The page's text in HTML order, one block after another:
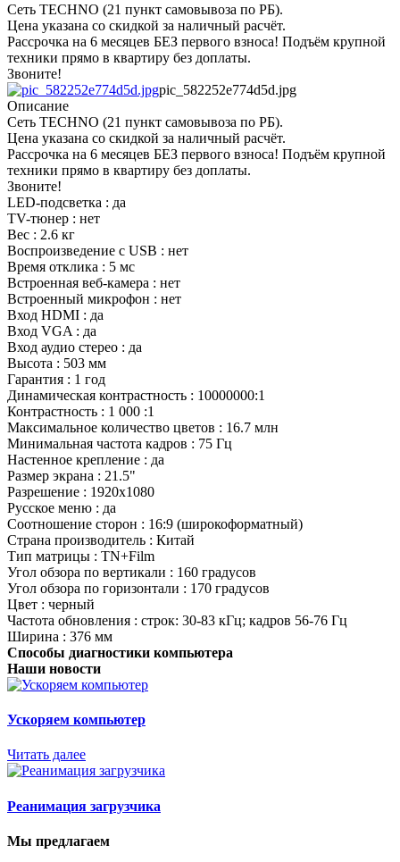
Сеть TECHNO (21 пункт самовывоза по РБ).
Цена указана со скидкой за наличный расчёт.
Рассрочка на 6 месяцев БЕЗ первого взноса! Подъём крупной
техники прямо в квартиру без доплаты.
Звоните!
pic_582252e774d5d.jpg
Описание
Сеть TECHNO (21 пункт самовывоза по РБ).
Цена указана со скидкой за наличный расчёт.
Рассрочка на 6 месяцев БЕЗ первого взноса! Подъём крупной
техники прямо в квартиру без доплаты.
Звоните!
LED-подсветка : да
TV-тюнер : нет
Вес : 2.6 кг
Воспроизведение с USB : нет
Время отклика : 5 мс
Встроенная веб-камера : нет
Встроенный микрофон : нет
Вход HDMI : да
Вход VGA : да
Вход аудио стерео : да
Высота : 503 мм
Гарантия : 1 год
Динамическая контрастность : 10000000:1
Контрастность : 1 000 :1
Максимальное количество цветов : 16.7 млн
Минимальная частота кадров : 75 Гц
Настенное крепление : да
Размер экрана : 21.5"
Разрешение : 1920x1080
Русское меню : да
Соотношение сторон : 16:9 (широкоформатный)
Страна производитель : Китай
Тип матрицы : TN+Film
Угол обзора по вертикали : 160 градусов
Угол обзора по горизонтали : 170 градусов
Цвет : черный
Частота обновления : строк: 30-83 кГц; кадров 56-76 Гц
Ширина : 376 мм
Способы диагностики компьютера
Наши новости
Ускоряем компьютер
Читать далее
Реанимация загрузчика
Мы предлагаем